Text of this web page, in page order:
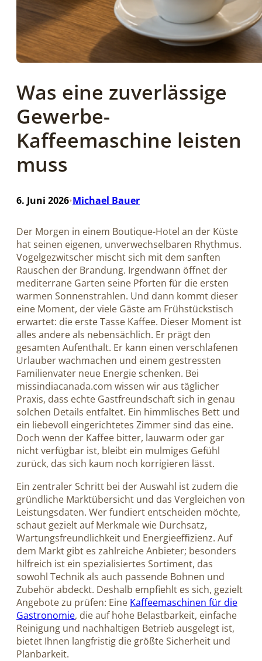
Was eine zuverlässige
Gewerbe-
Kaffeemaschine leisten
muss
6. Juni 2026•Michael Bauer
Der Morgen in einem Boutique-Hotel an der Küste
hat seinen eigenen, unverwechselbaren Rhythmus.
Vogelgezwitscher mischt sich mit dem sanften
Rauschen der Brandung. Irgendwann öffnet der
mediterrane Garten seine Pforten für die ersten
warmen Sonnenstrahlen. Und dann kommt dieser
eine Moment, der viele Gäste am Frühstückstisch
erwartet: die erste Tasse Kaffee. Dieser Moment ist
alles andere als nebensächlich. Er prägt den
gesamten Aufenthalt. Er kann einen verschlafenen
Urlauber wachmachen und einem gestressten
Familienvater neue Energie schenken. Bei
missindiacanada.com wissen wir aus täglicher
Praxis, dass echte Gastfreundschaft sich in genau
solchen Details entfaltet. Ein himmlisches Bett und
ein liebevoll eingerichtetes Zimmer sind das eine.
Doch wenn der Kaffee bitter, lauwarm oder gar
nicht verfügbar ist, bleibt ein mulmiges Gefühl
zurück, das sich kaum noch korrigieren lässt.
Ein zentraler Schritt bei der Auswahl ist zudem die
gründliche Marktübersicht und das Vergleichen von
Leistungsdaten. Wer fundiert entscheiden möchte,
schaut gezielt auf Merkmale wie Durchsatz,
Wartungsfreundlichkeit und Energieeffizienz. Auf
dem Markt gibt es zahlreiche Anbieter; besonders
hilfreich ist ein spezialisiertes Sortiment, das
sowohl Technik als auch passende Bohnen und
Zubehör abdeckt. Deshalb empfiehlt es sich, gezielt
Angebote zu prüfen: Eine Kaffeemaschinen für die
Gastronomie, die auf hohe Belastbarkeit, einfache
Reinigung und nachhaltigen Betrieb ausgelegt ist,
bietet Ihnen langfristig die größte Sicherheit und
Planbarkeit.